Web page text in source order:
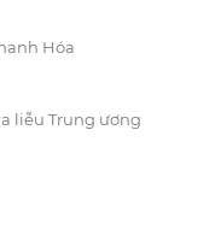
Hóa
liễu Trung ương